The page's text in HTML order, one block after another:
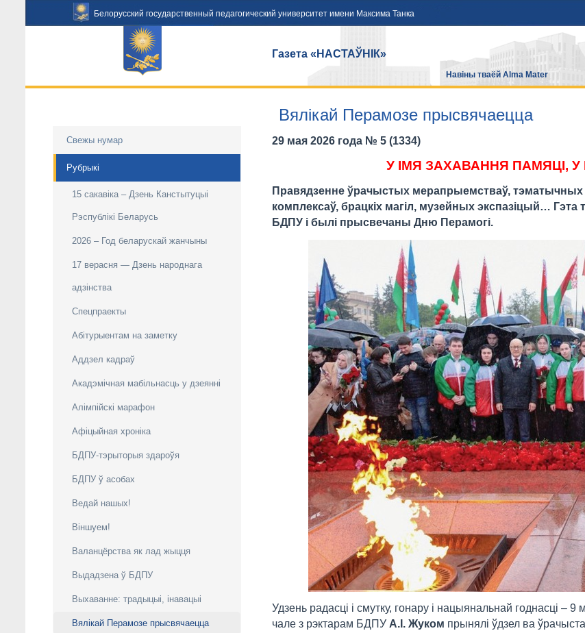
Газета «НАСТАЎНІК»
Навіны тваёй Alma Mater
Белорусский государственный педагогический университет имени Максима Танка
Свежы нумар
Рубрыкі
15 сакавіка – Дзень Канстытуцыі
Рэспублікі Беларусь
2026 – Год беларускай жанчыны
17 верасня — Дзень народнага
адзiнства
Спецпраекты
Абітурыентам на заметку
Аддзел кадраў
Акадэмічная мабільнасць у дзеянні
Алімпійскі марафон
Афіцыйная хроніка
БДПУ-тэрыторыя здароўя
БДПУ ў асобах
Ведай нашых!
Віншуем!
Валанцёрства як лад жыцця
Выдадзена ў БДПУ
Выхаванне: традыцыі, інавацыі
Вялікай Перамозе прысвячаецца
Вялікай Перамозе прысвячаецца
29 мая 2026 года № 5 (1334)
У ІМЯ ЗАХАВАННЯ ПАМЯЦІ,
Правядзенне ўрачыстых мерапрыемстваў,
комплексаў, брацкіх магіл, музейных экспазіцый…
БДПУ і былі прысвечаны Дню Перамогі.
Удзень радасці і смутку, гонару і нацыянальнай годнасці – 9
чале з рэктарам БДПУ А.І. Жуком прынялі ўдзел ва